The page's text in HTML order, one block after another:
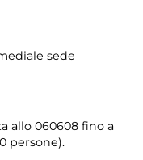
sede
allo 060608 fino a
persone).